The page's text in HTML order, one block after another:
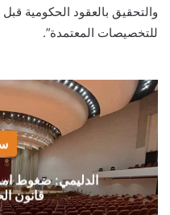
والتحقيق بالعقود الحكومية قبل
للتخصيصات المعتمدة”.
الدليمي: ضغوط
قانون